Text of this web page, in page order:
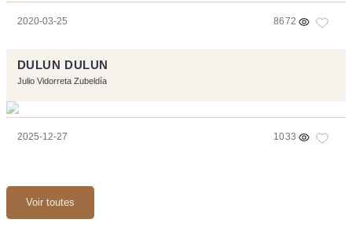
2020-03-25 8672
DULUN DULUN
Julio Vidorreta Zubeldía
2025-12-27 1033
Voir toutes